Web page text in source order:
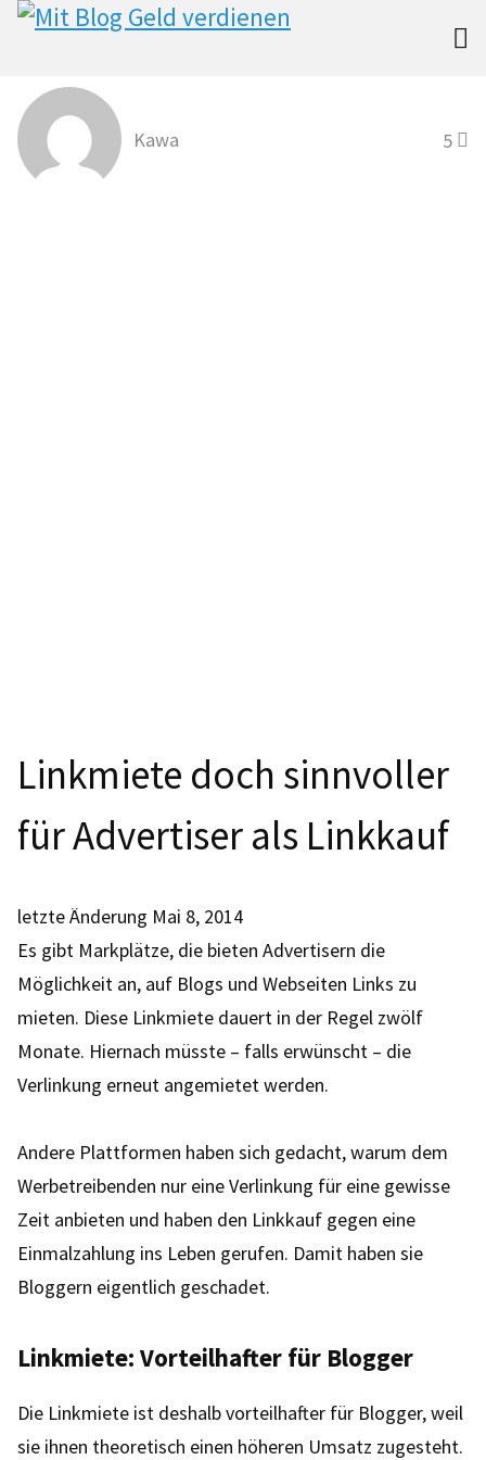

Kawa 5
Linkmiete doch sinnvoller
für Advertiser als Linkkauf
letzte Änderung Mai 8, 2014
Es gibt Markplätze, die bieten Advertisern die
Möglichkeit an, auf Blogs und Webseiten Links zu
mieten. Diese Linkmiete dauert in der Regel zwölf
Monate. Hiernach müsste – falls erwünscht – die
Verlinkung erneut angemietet werden.
Andere Plattformen haben sich gedacht, warum dem
Werbetreibenden nur eine Verlinkung für eine gewisse
Zeit anbieten und haben den Linkkauf gegen eine
Einmalzahlung ins Leben gerufen. Damit haben sie
Bloggern eigentlich geschadet.
Linkmiete: Vorteilhafter für Blogger
Die Linkmiete ist deshalb vorteilhafter für Blogger, weil
sie ihnen theoretisch einen höheren Umsatz zugesteht.